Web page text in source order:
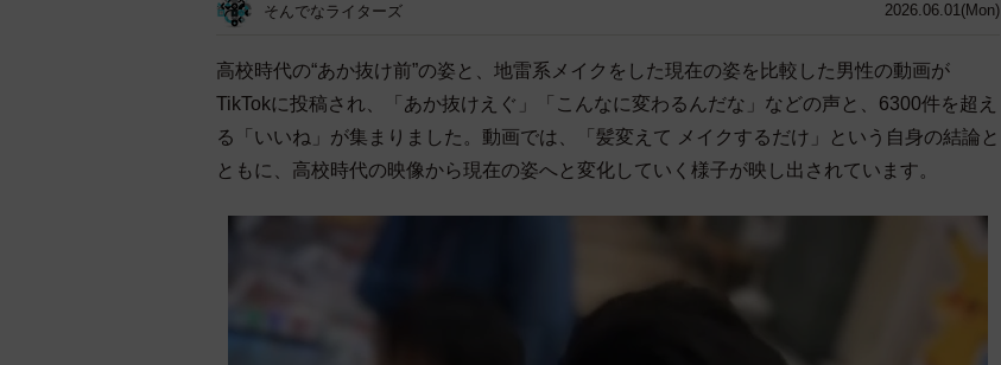
2026.06.01(Mon)
そんでなライターズ
高校時代の“あか抜け前”の姿と、地雷系メイクをした現在の姿を比較した男性の動画が
TikTokに投稿され、「あか抜けえぐ」「こんなに変わるんだな」などの声と、6300件を超え
る「いいね」が集まりました。動画では、「髪変えて メイクするだけ」という自身の結論と
ともに、高校時代の映像から現在の姿へと変化していく様子が映し出されています。